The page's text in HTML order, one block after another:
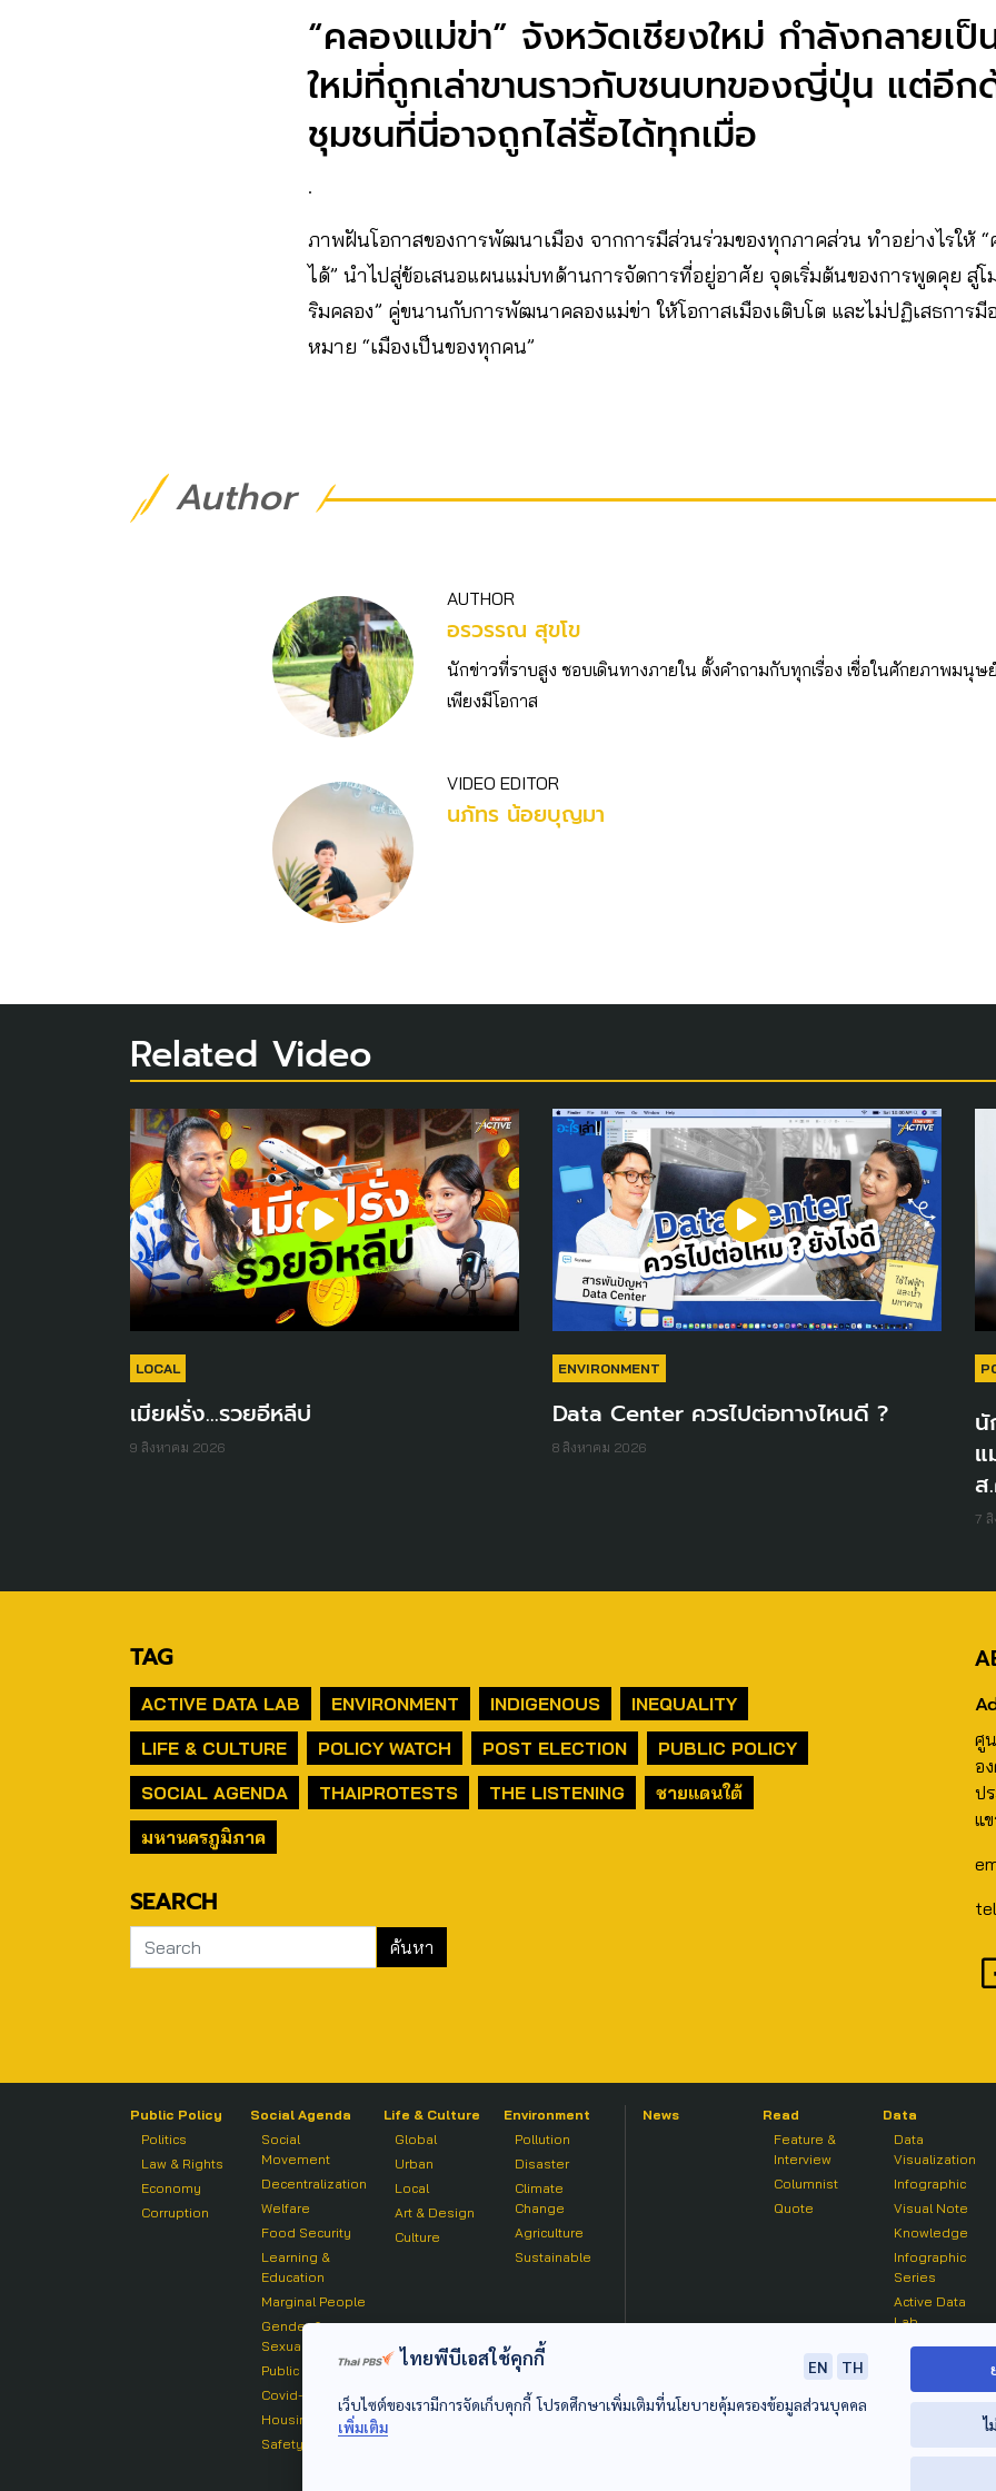
“คลองแม่ข่า” จังหวัดเชียงใหม่ กำลังกลายเ
ใหม่ที่ถูกเล่าขานราวกับชนบทของญี่ปุ่น แต่อีก
ชุมชนที่นี่อาจถูกไล่รื้อได้ทุกเมื่อ
.
ภาพฝันโอกาสของการพัฒนาเมือง จากการมีส่วนร่วมของทุกภาคส่วน ทำอย่างไรให้
ได้” นำไปสู่ข้อเสนอแผนแม่บทด้านการจัดการที่อยู่อาศัย จุดเริ่มต้นของการพูดคุย สู่
ริมคลอง” คู่ขนานกับการพัฒนาคลองแม่ข่า ให้โอกาสเมืองเติบโต และไม่ปฏิเสธการมี
หมาย “เมืองเป็นของทุกคน”
Author
AUTHOR
อรวรรณ สุขโข
นักข่าวที่ราบสูง ชอบเดินทางภายใน ตั้งคำถามกับทุกเรื่อง เชื่อในศักยภาพมนุษ
เพียงมีโอกาส
VIDEO EDITOR
นภัทร น้อยบุญมา
Related Video
LOCAL
เมียฝรั่ง...รวยอีหลีบ่
9 สิงหาคม 2026
ENVIRONMENT
Data Center ควรไปต่อทางไหนดี ?
8 สิงหาคม 2026
นั
แ
ส
7
TAG
ACTIVE DATA LAB ENVIRONMENT INDIGENOUS
INEQUALITY
LIFE & CULTURE
POLICY WATCH POST ELECTION
PUBLIC POLICY
SOCIAL AGENDA
THAIPROTESTS THE LISTENING
ชายแดนใต้
มหานครภูมิภาค
SEARCH
ศู
อ
ป
แ
Public Policy
Politics
Law & Rights
Economy
Corruption
Social Agenda
Social
Movement
Decentralization
Welfare
Food Security
Learning &
Education
Marginal People
Gender &
Sexuality
Public Health
Covid-19
Housing
Safety
Life & Culture
Global
Urban
Local
Art & Design
Culture
Environment
Pollution
Disaster
Climate
Change
Agriculture
Sustainable
News
Read
Feature &
Interview
Columnist
Quote
Data
Data
Visualization
Infographic
Visual Note
Knowledge
Infographic
Series
Active Data
Lab
ไทยพีบีเอสใช้คุกกี้ EN
TH
เว็บไซต์ของเรามีการจัดเก็บคุกกี้ โปรดศึกษาเพิ่มเติมที่นโยบายคุ้มครองข้อมูลส่วนบุคคล
เพิ่มเติม
ไ